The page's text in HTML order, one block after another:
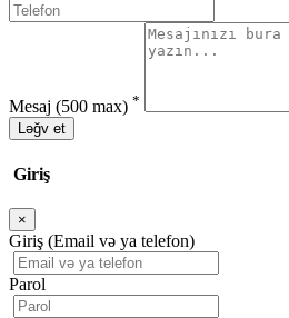
Mesaj (500 max) *
Ləğv et
Giriş
×
Bağla
Giriş (Email və ya telefon)
Parol